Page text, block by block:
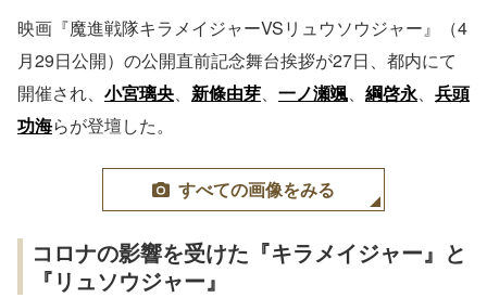
映画『魔進戦隊キラメイジャーVSリュウソウジャー』（4
月29日公開）の公開直前記念舞台挨拶が27日、都内にて
開催され、 小宮璃央、 新條由芽、 一ノ瀬颯、 綱啓永、 兵頭
功海らが登壇した。
すべての画像をみる
コロナの影響を受けた『キラメイジャー』と
『リュソウジャー』